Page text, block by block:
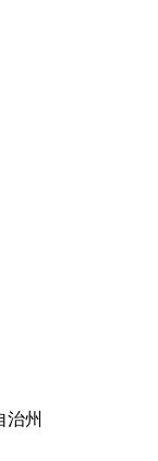
治州